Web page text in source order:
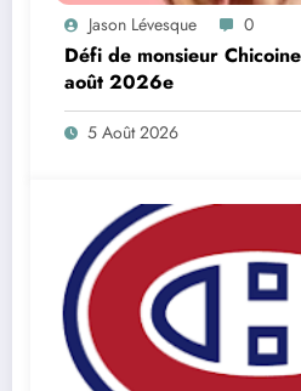
Jason Lévesque 0
Défi de monsieur
août 2026e
5 Août 2026